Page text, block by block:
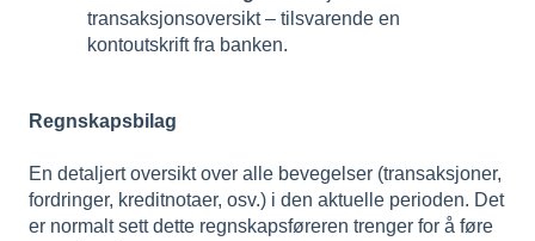
transaksjonsoversikt – tilsvarende en
kontoutskrift fra banken.
Regnskapsbilag
En detaljert oversikt over alle bevegelser (transaksjoner,
fordringer, kreditnotaer, osv.) i den aktuelle perioden. Det
er normalt sett dette regnskapsføreren trenger for å føre